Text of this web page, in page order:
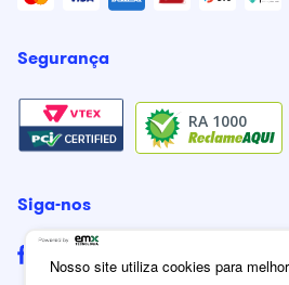
Segurança
RA 1000
Siga-nos
Nosso site utiliza cookies para